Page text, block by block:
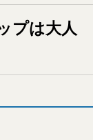
プは大人